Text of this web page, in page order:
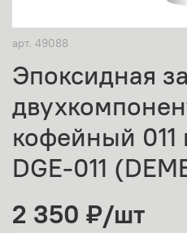
арт. 49088
Эпоксидная
кофейный 011
DGE-011
2 350 ₽/шт